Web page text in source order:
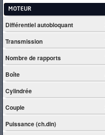
MOTEUR
Différentiel autobloquant
Transmission
Nombre de rapports
Boîte
Cylindrée
Couple
Puissance (ch.din)